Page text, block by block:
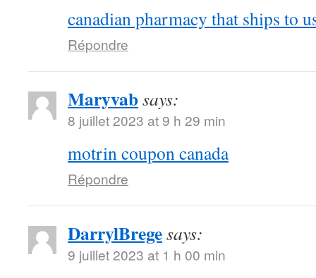
canadian pharmacy that ships to
Répondre
Maryvabsays:
8 juillet 2023 at 9 h 29 min
motrin coupon canada
Répondre
DarrylBregesays:
9 juillet 2023 at 1 h 00 min